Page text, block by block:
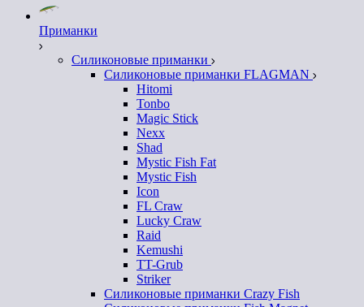
Приманки
Силиконовые приманки
Силиконовые приманки FLAGMAN
Hitomi
Tonbo
Magic Stick
Nexx
Shad
Mystic Fish Fat
Mystic Fish
Icon
FL Craw
Lucky Craw
Raid
Kemushi
TT-Grub
Striker
Силиконовые приманки Crazy Fish